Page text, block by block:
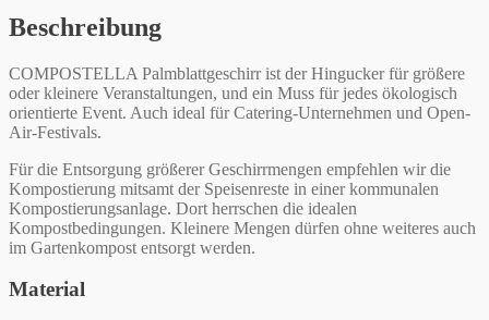
Beschreibung
COMPOSTELLA Palmblattgeschirr ist der Hingucker für größere
oder kleinere Veranstaltungen, und ein Muss für jedes ökologisch
orientierte Event. Auch ideal für Catering-Unternehmen und Open-
Air-Festivals.
Für die Entsorgung größerer Geschirrmengen empfehlen wir die
Kompostierung mitsamt der Speisenreste in einer kommunalen
Kompostierungsanlage. Dort herrschen die idealen
Kompostbedingungen. Kleinere Mengen dürfen ohne weiteres auch
im Gartenkompost entsorgt werden.
Material